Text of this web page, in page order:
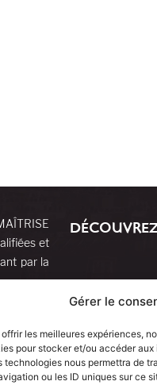
Gérer le
offrir les meilleures expériences,
pour stocker et/ou accéder
technologies nous permettra de
ou les ID uniques sur ce
et
par la
!